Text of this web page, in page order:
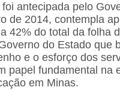
antecipada pelo
de 2014, contempla
42% do total da folha
do Estado que
e o esforço dos
papel fundamental na
em Minas.